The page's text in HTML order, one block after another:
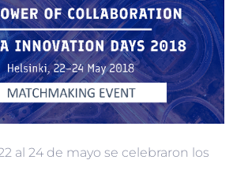
al 24 de mayo se celebraron los